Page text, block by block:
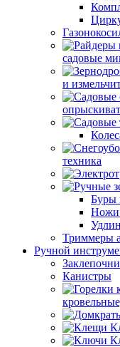
садовые
и
техника
Буры
Ножи
Триммеры
Ручной
Канистры